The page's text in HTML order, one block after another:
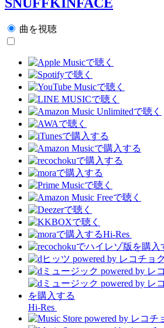
曲を視聴
Hi-Res
Hi-Res